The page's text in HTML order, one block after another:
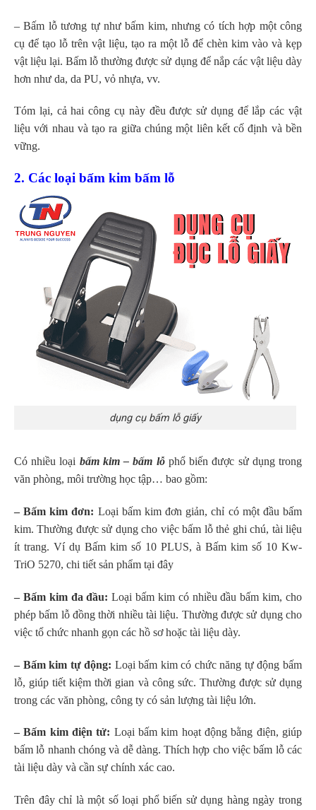
– Bấm lỗ tương tự như bấm kim, nhưng có tích hợp một công
cụ để tạo lỗ trên vật liệu, tạo ra một lỗ để chèn kim vào và kẹp
vật liệu lại. Bấm lỗ thường được sử dụng để nắp các vật liệu dày
hơn như da, da PU, vỏ nhựa, vv.
Tóm lại, cả hai công cụ này đều được sử dụng để lắp các vật
liệu với nhau và tạo ra giữa chúng một liên kết cố định và bền
vững.
2. Các loại bấm kim bấm lỗ
dụng cụ bấm lỗ giấy
Có nhiều loại bấm kim – bấm lỗphổ biến được sử dụng trong
văn phòng, môi trường học tập… bao gồm:
– Bấm kim đơn: Loại bấm kim đơn giản, chỉ có một đầu bấm
kim. Thường được sử dụng cho việc bấm lỗ thẻ ghi chú, tài liệu
ít trang. Ví dụ Bấm kim số 10 PLUS, à Bấm kim số 10 Kw-
TriO 5270, chi tiết sản phẩm tại đây
– Bấm kim đa đầu: Loại bấm kim có nhiều đầu bấm kim, cho
phép bấm lỗ đồng thời nhiều tài liệu. Thường được sử dụng cho
việc tổ chức nhanh gọn các hồ sơ hoặc tài liệu dày.
– Bấm kim tự động: Loại bấm kim có chức năng tự động bấm
lỗ, giúp tiết kiệm thời gian và công sức. Thường được sử dụng
trong các văn phòng, công ty có sản lượng tài liệu lớn.
– Bấm kim điện tử: Loại bấm kim hoạt động bằng điện, giúp
bấm lỗ nhanh chóng và dễ dàng. Thích hợp cho việc bấm lỗ các
tài liệu dày và cần sự chính xác cao.
Trên đây chỉ là một số loại phổ biến sử dụng hàng ngày trong